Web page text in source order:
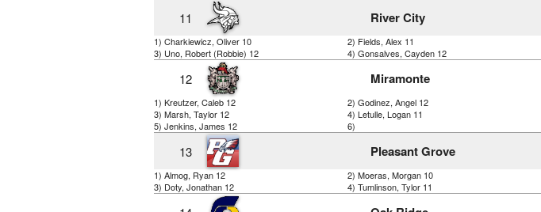
11 River City
1) Charkiewicz, Oliver 10
2) Fields, Alex 11
3) Uno, Robert (Robbie) 12
4) Gonsalves, Cayden 12
12 Miramonte
1) Kreutzer, Caleb 12
2) Godinez, Angel 12
3) Marsh, Taylor 12
4) Letulle, Logan 11
5) Jenkins, James 12
6)
13 Pleasant Grove
1) Almog, Ryan 12
2) Moeras, Morgan 10
3) Doty, Jonathan 12
4) Tumlinson, Tylor 11